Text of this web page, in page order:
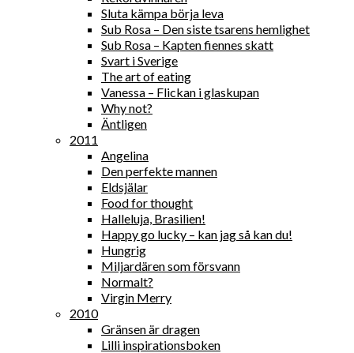
Sluta kämpa börja leva
Sub Rosa – Den siste tsarens hemlighet
Sub Rosa – Kapten fiennes skatt
Svart i Sverige
The art of eating
Vanessa – Flickan i glaskupan
Why not?
Äntligen
2011
Angelina
Den perfekte mannen
Eldsjälar
Food for thought
Halleluja, Brasilien!
Happy go lucky – kan jag så kan du!
Hungrig
Miljardären som försvann
Normalt?
Virgin Merry
2010
Gränsen är dragen
Lilli inspirationsboken